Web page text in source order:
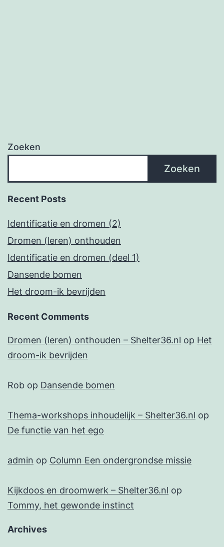
Zoeken
Zoeken
Recent Posts
Identificatie en dromen (2)
Dromen (leren) onthouden
Identificatie en dromen (deel 1)
Dansende bomen
Het droom-ik bevrijden
Recent Comments
Dromen (leren) onthouden – Shelter36.nl op Het
droom-ik bevrijden
Rob op Dansende bomen
Thema-workshops inhoudelijk – Shelter36.nl op
De functie van het ego
admin op Column Een ondergrondse missie
Kijkdoos en droomwerk – Shelter36.nl op
Tommy, het gewonde instinct
Archives